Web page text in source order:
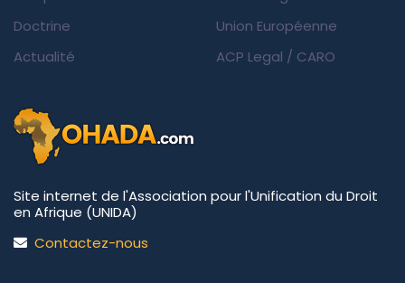
Doctrine
Actualité
Union Européenne
ACP Legal / CARO
Site internet de l'Association pour l'Unification du Droit
en Afrique (UNIDA)
Contactez-nous